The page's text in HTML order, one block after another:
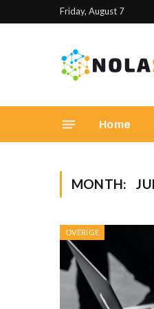
Friday, August 7
Home
MONTH:
OVERIGE